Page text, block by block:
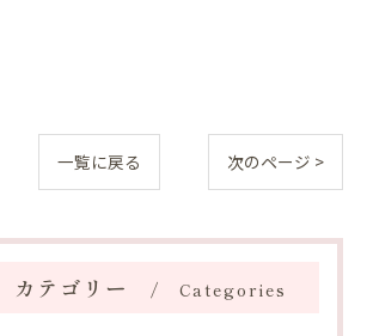
一覧に戻る 次のページ >
カテゴリー Categories